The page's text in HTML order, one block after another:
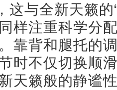
这与全新天籁
样注重科学分
靠背和腿托的
时不仅切换顺
天籁般的静谧